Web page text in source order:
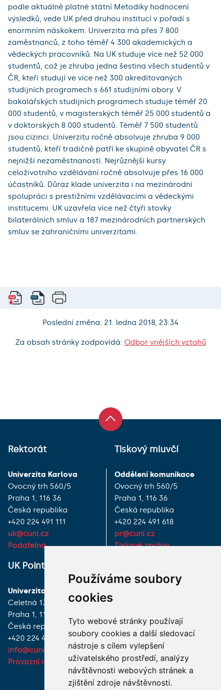
Používáme soubory
cookies
Tyto webové stránky používají
soubory cookies a další sledovací
nástroje s cílem vylepšení
uživatelského prostředí, analýzy
návštěvnosti webových stránek a
zjištění zdroje návštěvnosti.
podle aktuálně platné státní Metodiky hodnocení
výsledků, vede UK před druhou institucí v pořadí s
enormním náskokem. Univerzita má přes 7 800
zaměstnanců, z toho téměř 4 300 akademických a
vědeckých pracovníků. Na UK studuje více než 52 000
studentů, což je zhruba jedna šestina všech studentů v
ČR, kteří studují ve více než 300 akreditovaných
studijních programech s 661 studijními obory. V
bakalářských studijních programech studuje téměř 20
000 studentů, v magisterských téměř 25 000 studentů a
v doktorských 8 000 studentů. Téměř 7 500 studentů
jsou cizinci. Univerzitu ročně absolvuje zhruba 9 000
studentů, kteří tradičně patří ke skupině obyvatel ČR s
nejnižší nezaměstnaností. Nejrůznější kursy
celoživotního vzdělávání ročně absolvuje přes 16 000
účastníků. Důraz klade univerzita i na mezinárodní
spolupráci s prestižními vzdělávacími a vědeckými
institucemi. UK uzavřela více než čtyři stovky
bilaterálních smluv a 187 mezinárodních partnerských
smluv se zahraničními univerzitami.
Poslední změna: 21. ledna 2018, 23:34
Za obsah stránky zodpovídá: Odbor vnějších vztahů
Rektorát
Univerzita Karlova
Ovocný trh 560/5
Praha 1, 116 36
Česká republika
+420 224 491 111
uk@cuni.cz
Podatelna
Tiskový mluvčí
Oddělení komunikace
Ovocný trh 560/5
Praha 1, 116 36
Česká republika
+420 224 491 618
pr@cuni.cz
Tiskové zprávy
UK Point
Univerzita Karlova
Celetná 13
Praha 1, 116 36
Česká republika
+420 224 491 850
info@cuni.cz
Provozní doba a kontakty
JAK K NÁM?